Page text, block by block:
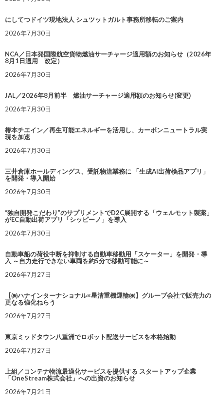
にしてつドイツ現地法人 シュツットガルト事務所移転のご案内
2026年7月30日
NCA／日本発国際航空貨物燃油サーチャージ適用額のお知らせ（2026年
8月1日適用 改定）
2026年7月30日
JAL／2026年8月前半 燃油サーチャージ適用額のお知らせ(変更)
2026年7月30日
椿本チエイン／再生可能エネルギーを活用し、カーボンニュートラル実
現を加速
2026年7月30日
三井倉庫ホールディングス、受託物流業務に 「生成AI出荷検品アプリ」
を開発・導入開始
2026年7月30日
“独自開発こだわり”のサプリメントでD2C展開する「ウェルモット製薬」
がEC自動出荷アプリ「シッピーノ」を導入
2026年7月30日
自動車船の荷役中断を抑制する自動車移動用「スケーター」を開発・導
入 ～自力走行できない車両を約5分で移動可能に～
2026年7月27日
【㈱ハナインターナショナル×星清重機運輸㈱】グループ会社で販売力の
更なる強化ねらう
2026年7月27日
東京ミッドタウン八重洲でロボット配送サービスを本格始動
2026年7月27日
上組／コンテナ物流最適化サービスを提供する スタートアップ企業
「OneStream株式会社」への出資のお知らせ
2026年7月21日